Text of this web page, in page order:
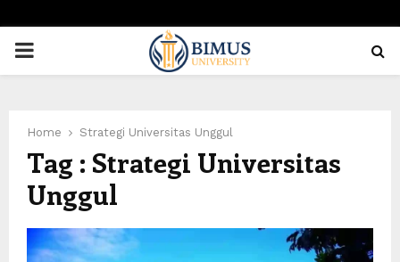
PRIMARY
Home Strategi Universitas Unggul
Tag : Strategi Universitas
Unggul